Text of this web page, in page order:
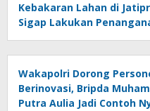
Kebakaran Lahan di
Sigap Lakukan
Wakapolri Dorong
Berinovasi, Bripda
Putra Aulia Jadi Contoh